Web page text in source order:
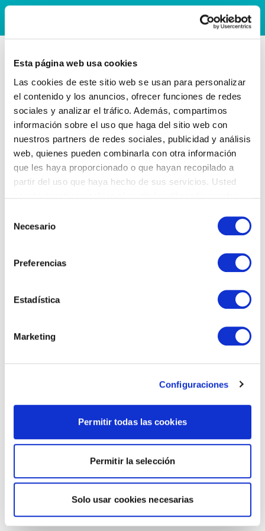
Esta página web usa cookies
Las cookies de este sitio web se usan para personalizar
el contenido y los anuncios, ofrecer funciones de redes
sociales y analizar el tráfico. Además, compartimos
información sobre el uso que haga del sitio web con
nuestros partners de redes sociales, publicidad y análisis
web, quienes pueden combinarla con otra información
que les haya proporcionado o que hayan recopilado a
partir del uso que haya hecho de sus servicios. Usted
Necesario
Preferencias
Estadística
Marketing
Configuraciones
Permitir todas las cookies
Permitir la selección
Solo usar cookies necesarias